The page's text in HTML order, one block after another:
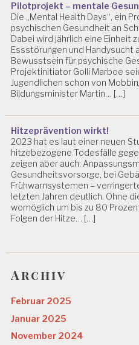
G
S
C
H
W
E
R
A
EI
T
S
T
R
E
S
S
T
D
E
C
Pilotprojekt – mentale
Die „Mental Health Days“, ein
psychischen Gesundheit an
Dabei wird jährlich eine Einheit
Essstörungen und Handysucht
Bewusstsein für psychische
Projektinitiator Golli Marboe
Jugendlichen schon von
Bildungsminister Martin… […]
Hitzeprävention wirkt!
2023 hat es laut einer neuen
hitzebezogene Todesfälle
zeigen aber auch:
Gesundheitsvorsorge, bei
Frühwarnsystemen –
letzten Jahren deutlich. Ohne
womöglich um bis zu 80
Folgen der Hitze… […]
Archiv
Februar 2025
Januar 2025
November 2024